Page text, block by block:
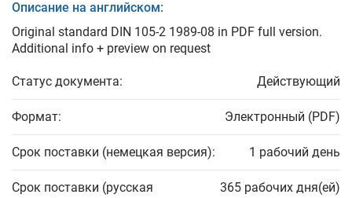
Описание на английском:
Original standard DIN 105-2 1989-08 in PDF full version.
Additional info + preview on request
Статус документа: Действующий
Формат: Электронный (PDF)
Срок поставки (немецкая версия): 1 рабочий день
Срок поставки (русская
365 рабочих дня(ей)